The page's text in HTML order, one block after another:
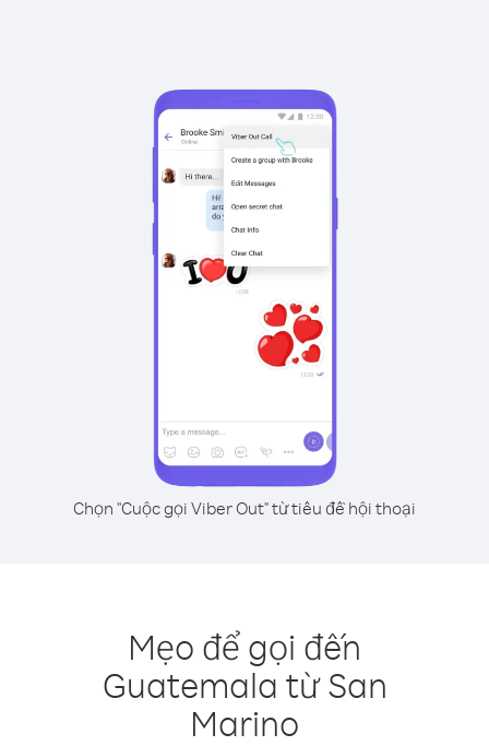
Chọn "Cuộc gọi Viber Out" từ tiêu đề hội thoại
Mẹo để gọi đến
Guatemala từ San
Marino